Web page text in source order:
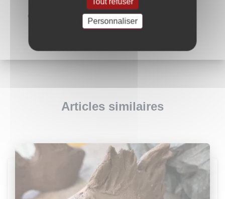
Couchet S’offir le temps d’un stage
Articles similaires
Personnaliser